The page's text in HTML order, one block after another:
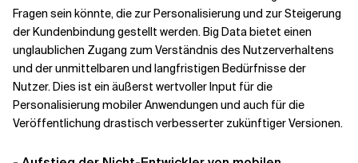
Fragen sein könnte, die zur Personalisierung und zur Steigerung
der Kundenbindung gestellt werden. Big Data bietet einen
unglaublichen Zugang zum Verständnis des Nutzerverhaltens
und der unmittelbaren und langfristigen Bedürfnisse der
Nutzer. Dies ist ein äußerst wertvoller Input für die
Personalisierung mobiler Anwendungen und auch für die
Veröffentlichung drastisch verbesserter zukünftiger Versionen.